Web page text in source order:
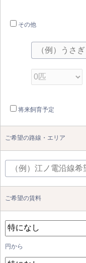
その他
将来飼育予定
ご希望の路線・エリア
ご希望の賃料
円から